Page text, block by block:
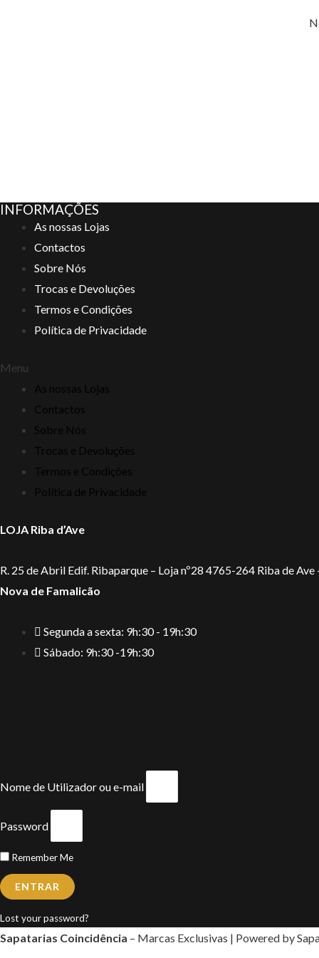
INFORMAÇÕES
As nossas Lojas
Contactos
Sobre Nós
Trocas e Devoluções
Termos e Condições
Política de Privacidade
Menu
LOJA Riba d’Ave
R. 25 de Abril Edif. Ribaparque – Loja nº28 4765-264 Riba de Ave
Nova de Famalicão
Segunda a sexta: 9h:30 - 19h:30
Sábado: 9h:30 -19h:30
Nome de Utilizador ou e-mail
Password
Remember Me
ENTRAR
Lost your password?
Sapatarias Coincidência – Marcas Exclusivas | Powered by